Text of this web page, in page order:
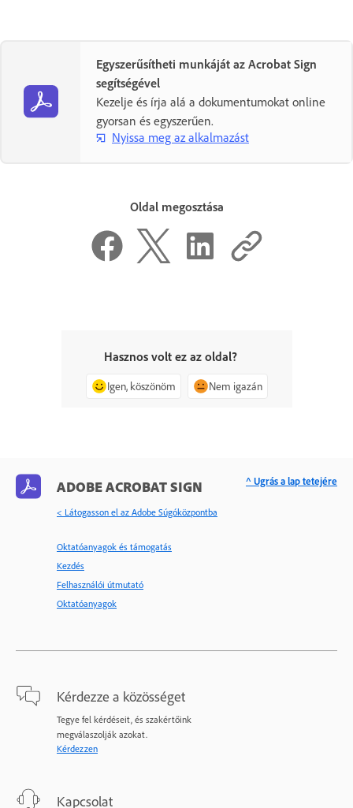
Egyszerűsítheti munkáját az Acrobat Sign
segítségével
Kezelje és írja alá a dokumentumokat online
gyorsan és egyszerűen.
Nyissa meg az alkalmazást
Oldal megosztása
Hasznos volt ez az oldal?
Igen, köszönöm Nem igazán
ADOBE ACROBAT SIGN
< Látogasson el az Adobe Súgóközpontba
Oktatóanyagok és támogatás
Kezdés
Felhasználói útmutató
Oktatóanyagok
Kérdezze a közösséget
Tegye fel kérdéseit, és szakértőink
megválaszolják azokat.
Kérdezzen
Kapcsolat
^ Ugrás a lap tetejére